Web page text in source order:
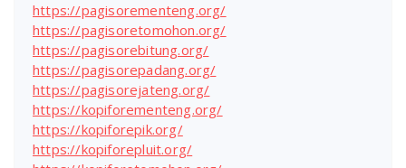
https://pagisorementeng.org/
https://pagisoretomohon.org/
https://pagisorebitung.org/
https://pagisorepadang.org/
https://pagisorejateng.org/
https://kopiforementeng.org/
https://kopiforepik.org/
https://kopiforepluit.org/